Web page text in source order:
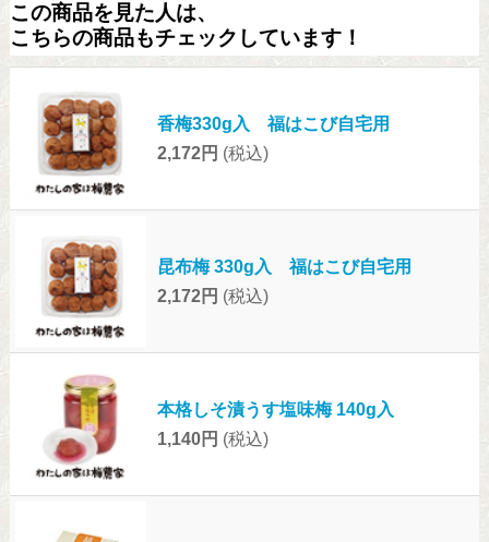
この商品を見た人は、
こちらの商品もチェックしています！
香梅330g入 福はこび自宅用
2,172円 (税込)
昆布梅 330g入 福はこび自宅用
2,172円 (税込)
本格しそ漬うす塩味梅 140g入
1,140円 (税込)